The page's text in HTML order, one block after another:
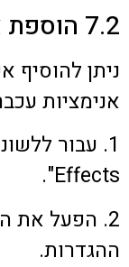
7.2 הוספת אפקטים מיוחדים
ניתן
אנימציות
Effects".
2. הפעל את
ההגדרות.